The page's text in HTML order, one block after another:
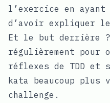
l’exercice en
d’avoir expliquer
Et le but derrière
régulièrement pour
réflexes de TDD
kata beaucoup plus
challenge.